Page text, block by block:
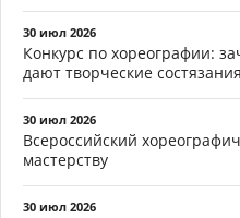
30 июл 2026
Конкурс по хореографии:
дают творческие состязания
30 июл 2026
Всероссийский
мастерству
30 июл 2026